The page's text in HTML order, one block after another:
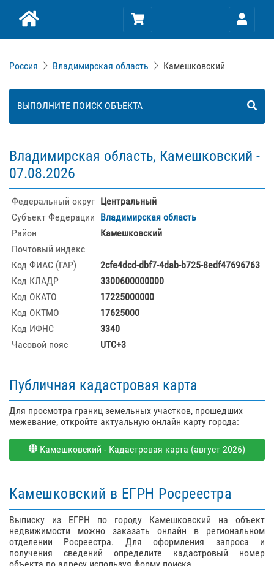
Россия Владимирская область Камешковский
ВЫПОЛНИТЕ ПОИСК ОБЪЕКТА
Владимирская область, Камешковский -
07.08.2026
Федеральный округ Центральный
Субъект Федерации Владимирская область
Район
Камешковский
Почтовый индекс
Код ФИАС (ГАР)
2cfe4dcd-dbf7-4dab-b725-8edf47696763
Код КЛАДР
3300600000000
Код ОКАТО
17225000000
Код ОКТМО
17625000
Код ИФНС
3340
Часовой пояс
UTC+3
Публичная кадастровая карта
Для просмотра границ земельных участков, прошедших
межевание, откройте актуальную онлайн карту города:
Камешковский - Кадастровая карта (август 2026)
Камешковский в ЕГРН Росреестра
Выписку из ЕГРН по городу Камешковский на объект
недвижимости можно заказать онлайн в региональном
отделении Росреестра. Для оформления запроса и
получения сведений определите кадастровый номер